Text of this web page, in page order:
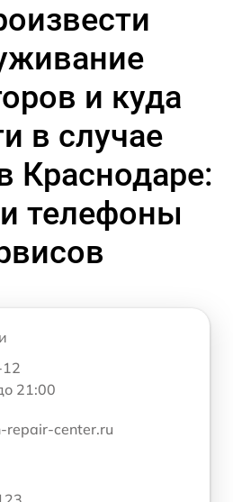
и куда
в случае
Краснодаре:
телефоны
21:00
repair-center.ru